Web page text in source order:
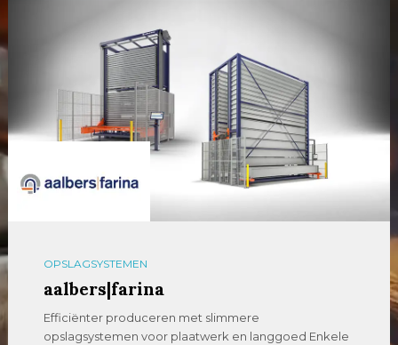
OPSLAGSYSTEMEN
aalbers|farina
Efficiënter produceren met slimmere
opslagsystemen voor plaatwerk en langgoed Enkele